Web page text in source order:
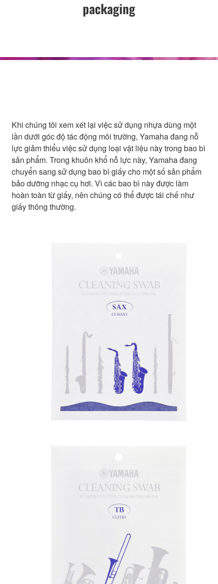
packaging
Khi chúng tôi xem xét lại việc sử dụng nhựa dùng một
lần dưới góc độ tác động môi trường, Yamaha đang nỗ
lực giảm thiểu việc sử dụng loại vật liệu này trong bao bì
sản phẩm. Trong khuôn khổ nỗ lực này, Yamaha đang
chuyển sang sử dụng bao bì giấy cho một số sản phẩm
bảo dưỡng nhạc cụ hơi. Vì các bao bì này được làm
hoàn toàn từ giấy, nên chúng có thể được tái chế như
giấy thông thường.